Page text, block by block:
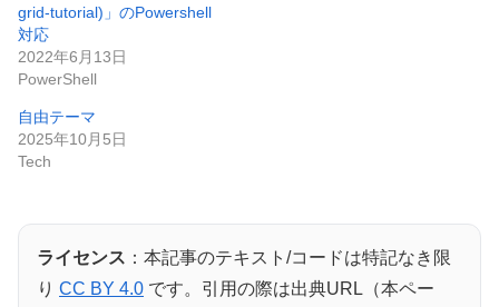
grid-tutorial)」のPowershell
対応
2022年6月13日
PowerShell
自由テーマ
2025年10月5日
Tech
ライセンス ：本記事のテキスト/コードは特記なき限
り CC BY 4.0 です。引用の際は出典URL（本ペー